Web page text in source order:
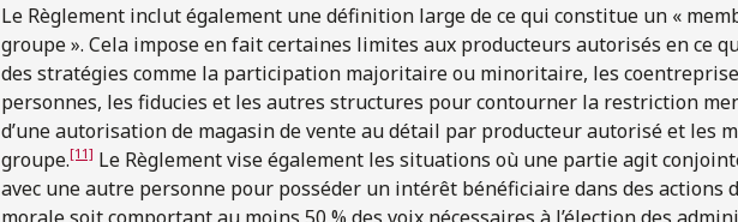
Le Règlement inclut également une définition large de ce qui constitue un «
groupe ». Cela impose en fait certaines limites aux producteurs autorisés en ce
des stratégies comme la participation majoritaire ou minoritaire, les
personnes, les fiducies et les autres structures pour contourner la restriction
d’une autorisation de magasin de vente au détail par producteur autorisé et les
groupe.[11] Le Règlement vise également les situations où une partie agit
avec une autre personne pour posséder un intérêt bénéficiaire dans des actions